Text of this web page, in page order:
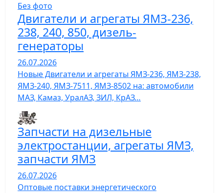
Без фото
Двигатели и агрегаты ЯМЗ-236,
238, 240, 850, дизель-
генераторы
26.07.2026
Новые Двигатели и агрегаты ЯМЗ-236, ЯМЗ-238,
ЯМЗ-240, ЯМЗ-7511, ЯМЗ-8502 на: автомобили
МАЗ, Камаз, УралАЗ, ЗИЛ, КрАЗ…
Запчасти на дизельные
электростанции, агрегаты ЯМЗ,
запчасти ЯМЗ
26.07.2026
Оптовые поставки энергетического